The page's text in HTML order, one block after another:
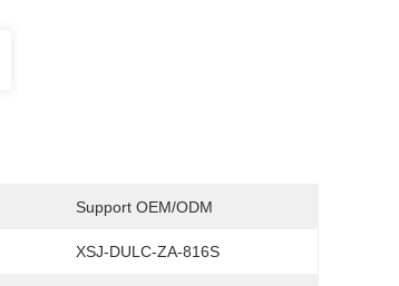
Support OEM/ODM
XSJ-DULC-ZA-816S